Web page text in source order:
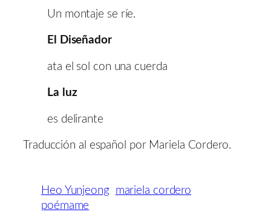
Un montaje se ríe.
El Diseñador
ata el sol con una cuerda
La luz
es delirante
Traducción al español por Mariela Cordero.
Heo Yunjeong mariela cordero
poémame